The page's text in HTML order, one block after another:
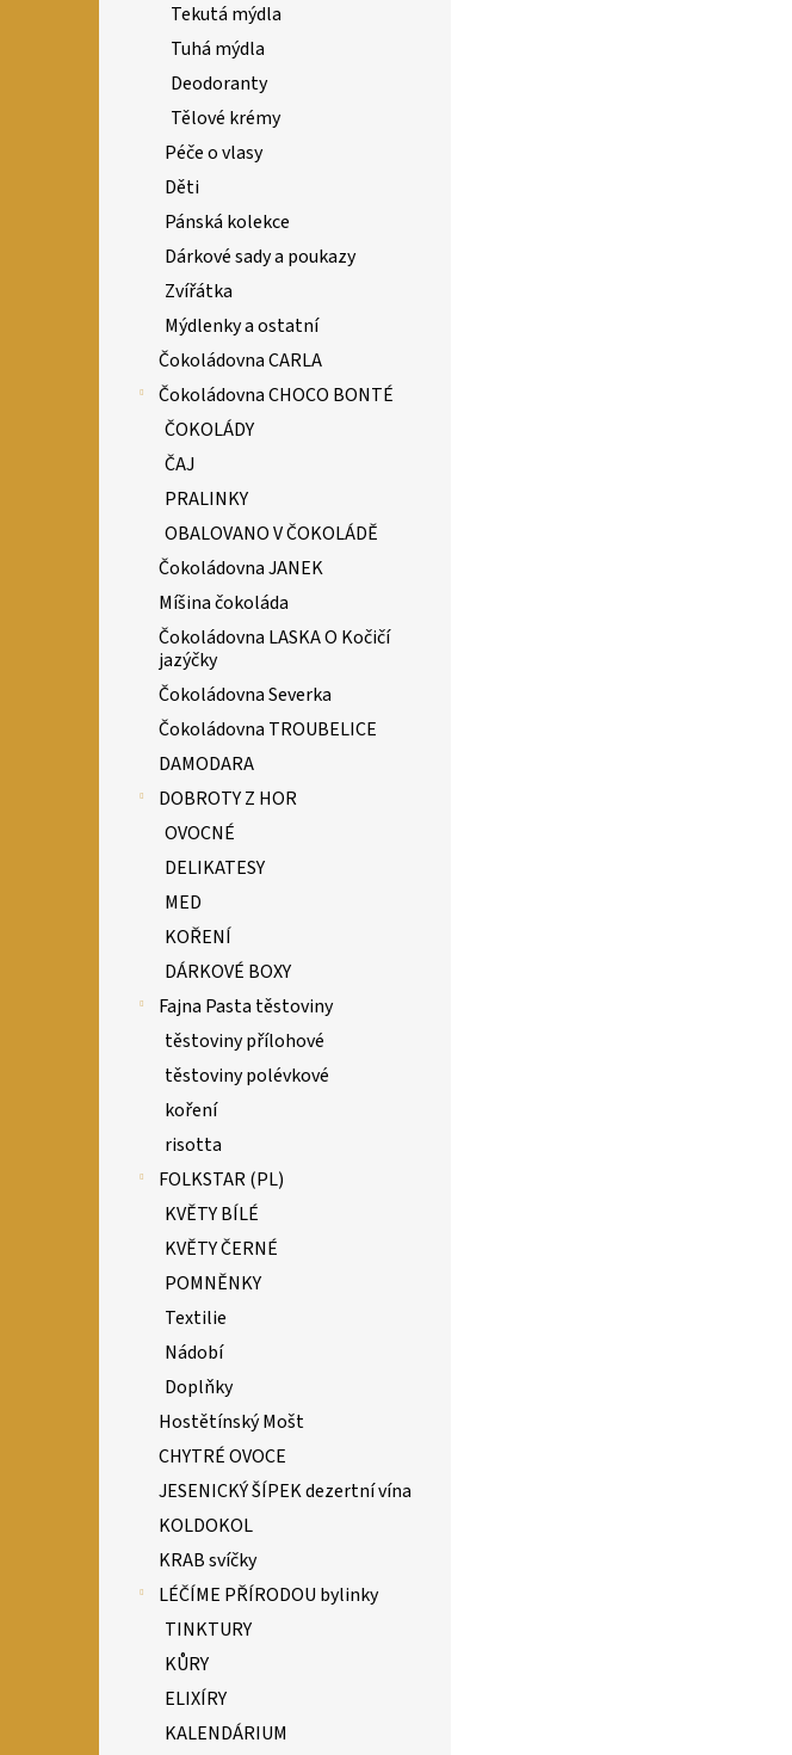
Tekutá mýdla
Tuhá mýdla
Deodoranty
Tělové krémy
Péče o vlasy
Děti
Pánská kolekce
Dárkové sady a poukazy
Zvířátka
Mýdlenky a ostatní
Čokoládovna CARLA
Čokoládovna CHOCO BONTÉ
ČOKOLÁDY
ČAJ
PRALINKY
OBALOVANO V ČOKOLÁDĚ
Čokoládovna JANEK
Míšina čokoláda
Čokoládovna LASKA O Kočičí
jazýčky
Čokoládovna Severka
Čokoládovna TROUBELICE
DAMODARA
DOBROTY Z HOR
OVOCNÉ
DELIKATESY
MED
KOŘENÍ
DÁRKOVÉ BOXY
Fajna Pasta těstoviny
těstoviny přílohové
těstoviny polévkové
koření
risotta
FOLKSTAR (PL)
KVĚTY BÍLÉ
KVĚTY ČERNÉ
POMNĚNKY
Textilie
Nádobí
Doplňky
Hostětínský Mošt
CHYTRÉ OVOCE
JESENICKÝ ŠÍPEK dezertní vína
KOLDOKOL
KRAB svíčky
LÉČÍME PŘÍRODOU bylinky
TINKTURY
KŮRY
ELIXÍRY
KALENDÁRIUM